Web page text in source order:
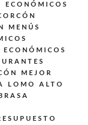
ECONÓMICOS
MENÚS
MEJOR
LOMO ALTO